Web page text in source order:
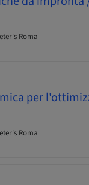
Roma
per
Roma